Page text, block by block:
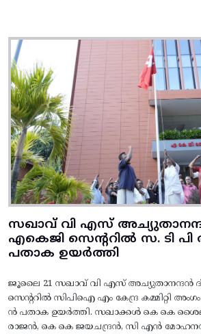
സഖാവ് വി എസ്
എകെജി സെന്ററിൽ സ. ടി
പതാക ഉയർത്തി
ജൂലൈ 21 സഖാവ് വി എസ് അച്യുതാനന്ദൻ
സെന്ററിൽ സിപിഐ എം കേന്ദ്ര കമ്മിറ്റി
ൻ പതാക ഉയർത്തി. സഖാക്കൾ കെ കെ
രാജൻ, കെ കെ ജയചന്ദ്രൻ, സി എൻ